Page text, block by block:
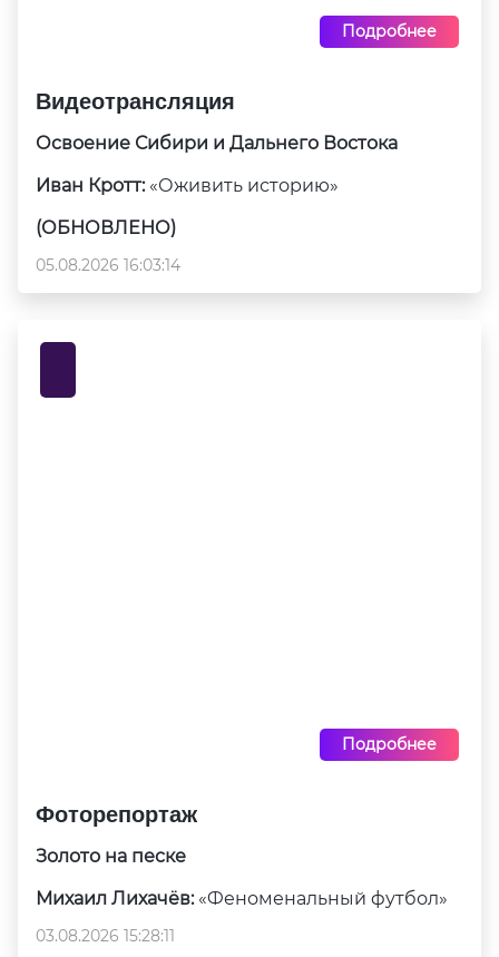
Подробнее
Видеотрансляция
Освоение Сибири и Дальнего Востока
Иван Кротт:«Оживить историю»
(ОБНОВЛЕНО)
05.08.2026 16:03:14
Подробнее
Фоторепортаж
Золото на песке
Михаил Лихачёв:«Феноменальный футбол»
03.08.2026 15:28:11